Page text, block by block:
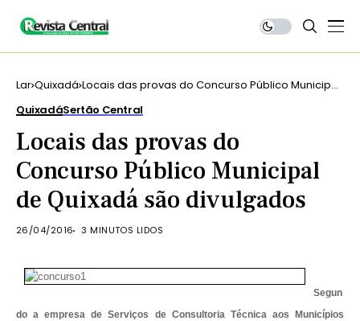
Lar Quixadá Locais das provas do Concurso Público Municipal
QuixadáSertão Central
Locais das provas do
Concurso Público Municipal
de Quixadá são divulgados
26/04/2016 3 MINUTOS LIDOS
Segun
do a empresa de Serviços de Consultoria Técnica aos Municípios